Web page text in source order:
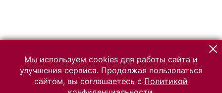
Мы используем cookies для работы сайта и
улучшения сервиса. Продолжая пользоваться
сайтом, вы соглашаетесь с Политикой